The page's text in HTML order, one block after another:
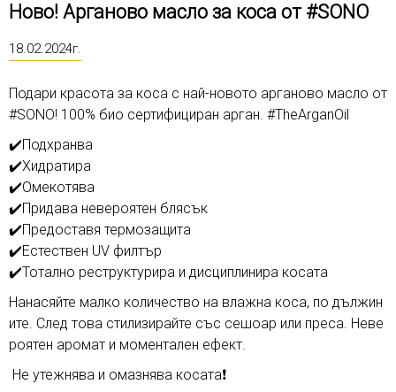
Ново! Арганово масло за коса от #SONO
18.02.2024г.
Подари красота за коса с най-новото арганово масло от
#SONO! 100% био сертифициран арган. #TheArganOil
✔️Подхранва
✔️Хидратира
✔️Омекотява
✔️Придава невероятен блясък
✔️Предоставя термозащита
✔️Естествен UV филтър
✔️Тотално реструктурира и дисциплинира косата
Нанасяйте малко количество на влажна коса, по дължин
ите. След това стилизирайте със сешоар или преса. Неве
роятен аромат и моментален ефект.
Не утежнява и омазнява косата❗️